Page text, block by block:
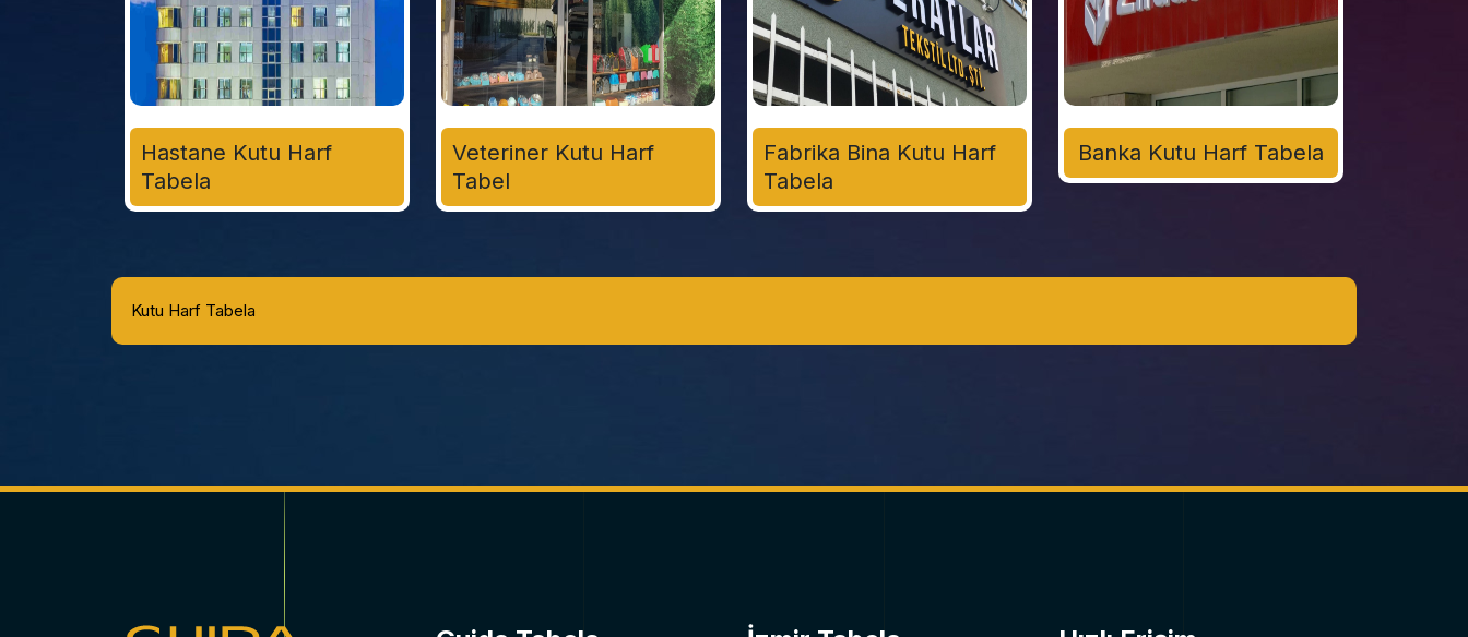
Hastane Kutu Harf
Tabela
Veteriner Kutu Harf
Tabel
Fabrika Bina Kutu Harf
Tabela
Banka Kutu Harf Tabela
Kutu Harf Tabela
vurgulamak, hem gündüz hem de gece (ışıklı modellerle) maksimum görünürlük sağlamak için sıklıkla tercih edilirler. Pleksi, paslanmaz çelik, alüminyum
gibi farklı malzemelerden üretilebilen kutu harfler, çeşitli aydınlatma teknikleriyle (önden, arkadan/halo, yandan ışıklı veya ışıksız) zenginleştirilebilir.
teknolojilerini kullanarak hem çevreye duyarlı hem de uzun ömürlü aydınlatma seçenekleri sağlıyoruz. Guida Reklam'ın "Kalite, Hız ve Destek" anlayışıyla,